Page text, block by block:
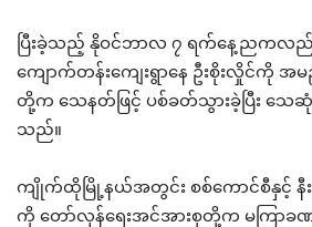
ပြီးခဲ့သည့် နိုဝင်ဘာလ ၇ ရက်နေ့ညကလ
ကျောက်တန်းကျေးရွာနေ ဦးစိုးလှိုင်ကို
တို့က သေနတ်ဖြင့် ပစ်ခတ်သွားခဲ့ပြီး သေဆုံ
သည်။
ကျိုက်ထိုမြို့နယ်အတွင်း စစ်ကောင်စီနှင့် နီးစ
ကို တော်လှန်ရေးအင်အားစုတို့က မကြာခ